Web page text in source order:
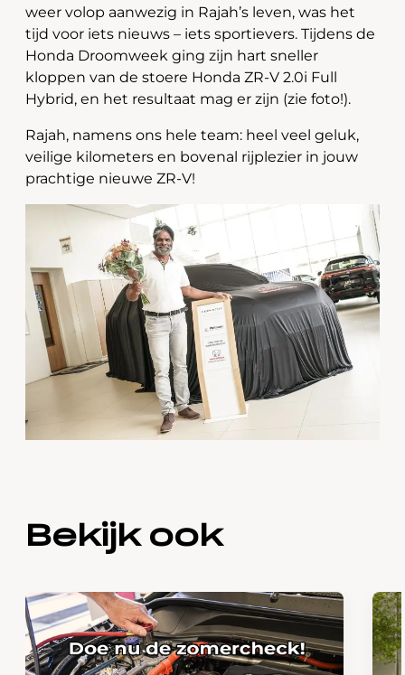
weer volop aanwezig in Rajah’s leven, was het
tijd voor iets nieuws – iets sportievers. Tijdens de
Honda Droomweek ging zijn hart sneller
kloppen van de stoere Honda ZR-V 2.0i Full
Hybrid, en het resultaat mag er zijn (zie foto!).
Rajah, namens ons hele team: heel veel geluk,
veilige kilometers en bovenal rijplezier in jouw
prachtige nieuwe ZR-V!
Bekijk ook